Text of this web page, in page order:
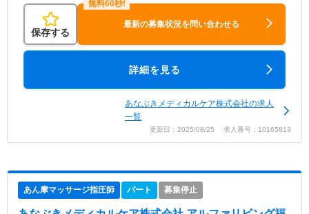
保存する
最新の募集状況を問い合わせる
詳細を見る
あなぶきメディカルケア株式会社の求人
一覧
更新日：2025/08/25 求人番号：10165813
あん摩マッサージ指圧師 パート 募集停止